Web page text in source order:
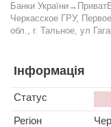
Банки України→
Черкасское ГРУ,
обл., г. Тальное, ул
Інформація
Статус
Регіон